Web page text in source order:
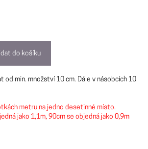
do košíku
od min. množství 10 cm. Dále v násobcích 10
metru na jedno desetinné místo.
jako 1,1m, 90cm se objedná jako 0,9m